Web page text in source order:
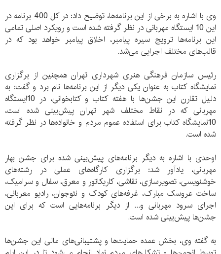
وی با اشاره به برخی از این برنامه‌ها، توضیح داد: در کل 400 برنامه در
این 10 ایستگاه مهربانی در نظر گرفته شده است و رویکرد اصلی تمامی
این برنامه‌ها ترویج سیره پیامبر، اخلاق پیامبر خواهد بود که در
قالب‌های مختلف اجرایی می‌شد.
رئیس سازمان فرهنگی هنری شهرداری تهران همچنین از برگزاری
نمایشگاه کتاب به عنوان یکی دیگر از این برنامه‌ها نام برد و گفت: به
دلیل تقارن این جشن‌ها با هفته کتاب و کتابخوانی، در 10ایستگاه
مهربانی که در نقاط مختلف شهر تهران پیش‌بینی شده است،
10نمایشگاه کتاب برای استفاده عموم مردم و خانواده‌ها در نظر گرفته
شده است.
اوحدی با اشاره به دیگر برنامه‌های پیش‌بینی شده برای جشن بهار
مهربانی، یادآور شد: برگزاری کارگاه‌های عملی در رشته‌های
خوشنویسی، تصویرسازی، نقاشی،‌ کاریکاتور و معرق، سفال و سرامیک،
ساخت عروسک مبارک، غرفه‌های کودک و نئوجوان، رادیو معربانی،
اجرای سرود مهربانی و... از دیگر برنامه‌هایی است که برای این
جشن‌ها پیش‌بینی شده است.
به گفته وی، بخش عمده حمایت‌ها و پشتیبانی‌های مالی این جشن‌ها